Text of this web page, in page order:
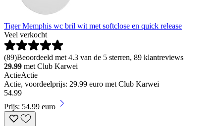
Tiger Memphis wc bril wit met softclose en quick release
Veel verkocht
(89)Beoordeeld met 4.3 van de 5 sterren, 89 klantreviews
29.99 met Club Karwei
ActieActie
Actie, voordeelprijs: 29.99 euro met Club Karwei
54.99
Prijs: 54.99 euro